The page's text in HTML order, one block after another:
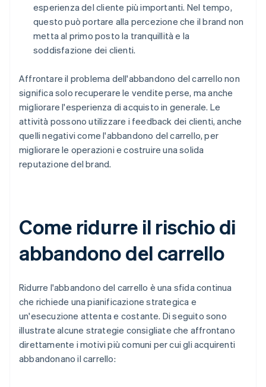
esperienza del cliente più importanti. Nel tempo,
questo può portare alla percezione che il brand non
metta al primo posto la tranquillità e la
soddisfazione dei clienti.
Affrontare il problema dell'abbandono del carrello non
significa solo recuperare le vendite perse, ma anche
migliorare l'esperienza di acquisto in generale. Le
attività possono utilizzare i feedback dei clienti, anche
quelli negativi come l'abbandono del carrello, per
migliorare le operazioni e costruire una solida
reputazione del brand.
Come ridurre il rischio di
abbandono del carrello
Ridurre l'abbandono del carrello è una sfida continua
che richiede una pianificazione strategica e
un'esecuzione attenta e costante. Di seguito sono
illustrate alcune strategie consigliate che affrontano
direttamente i motivi più comuni per cui gli acquirenti
abbandonano il carrello: